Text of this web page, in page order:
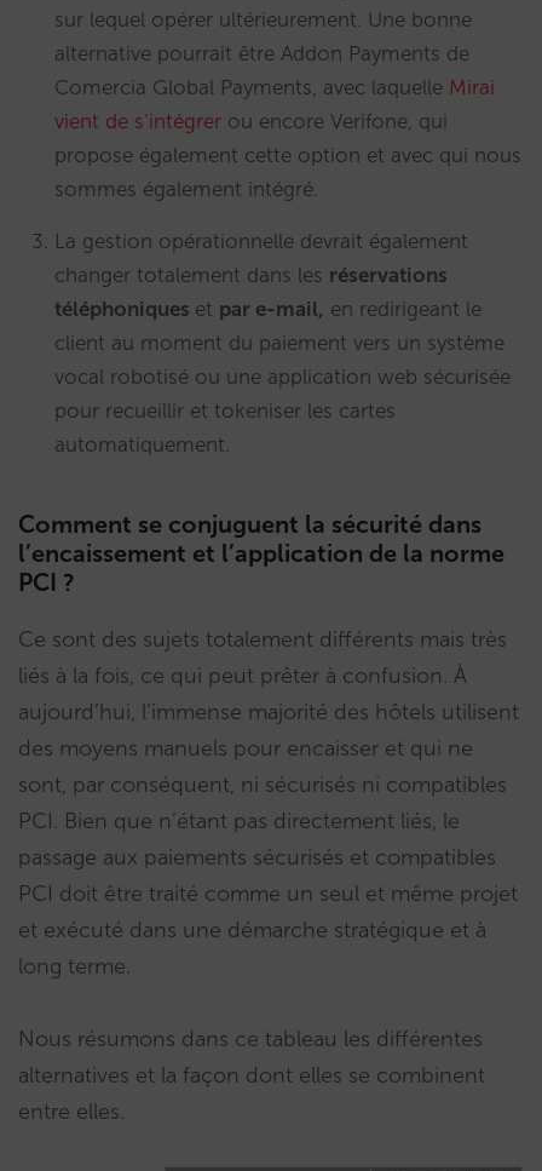
sur lequel opérer ultérieurement. Une bonne
alternative pourrait être Addon Payments de
Comercia Global Payments, avec laquelle Mirai
vient de s’intégrer ou encore Verifone, qui
propose également cette option et avec qui nous
sommes également intégré.
La gestion opérationnelle devrait également
changer totalement dans les réservations
téléphoniques et par e-mail, en redirigeant le
client au moment du paiement vers un système
vocal robotisé ou une application web sécurisée
pour recueillir et tokeniser les cartes
automatiquement.
Comment se conjuguent la sécurité dans
l’encaissement et l’application de la norme
PCI ?
Ce sont des sujets totalement différents mais très
liés à la fois, ce qui peut prêter à confusion. À
aujourd’hui, l’immense majorité des hôtels utilisent
des moyens manuels pour encaisser et qui ne
sont, par conséquent, ni sécurisés ni compatibles
PCI. Bien que n’étant pas directement liés, le
passage aux paiements sécurisés et compatibles
PCI doit être traité comme un seul et même projet
et exécuté dans une démarche stratégique et à
long terme.
Nous résumons dans ce tableau les différentes
alternatives et la façon dont elles se combinent
entre elles.